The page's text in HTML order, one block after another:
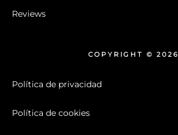
Reviews
COPYRIGHT © 2026
Política de privacidad
Política de cookies